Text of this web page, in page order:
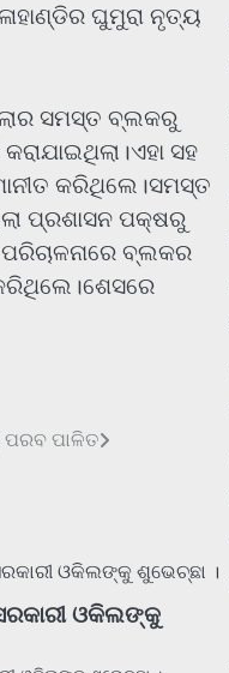
ଘୁମୁରା ନୃତ୍ୟ
ସମସ୍ତ ବ୍ଲକରୁ
ସହ
କରିଥିଲେ।ସମସ୍ତ
ପ୍ରଶାସନ ପକ୍ଷରୁ
ବ୍ଲକର
ପରବ ପାଳିତ
ଓକିଲଙ୍କୁ